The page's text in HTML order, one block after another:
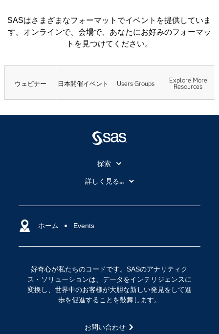
SASはさまざまなフォーマットでイベントを提供していま
す。オンラインで、会場で、あなたにお好みのフォーマッ
トを見つけてください。
ウェビナー 日本開催イベント Users Groups
Explore More
Resources
ホーム Events
好奇心が私たちのコードです。SASのアナリティク
ス・ソリューションは、データをインテリジェンスに
変換し、世界中のお客様が大胆な新しい発見をして進
歩を促進することを鼓舞します。
お問い合わせ
探索
SASを選ぶ理由
アクセシビリティ
サポート
ソリューション
トレーニング
詳しく見る...
クラウド・コンピューティング
IoT